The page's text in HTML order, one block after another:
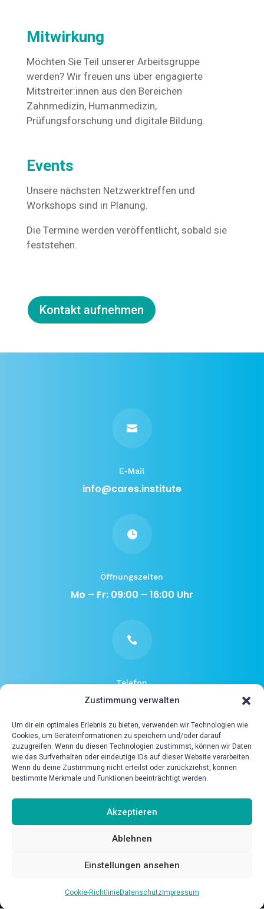
Zustimmung verwalten
Um dir ein optimales Erlebnis zu bieten, verwenden wir Technologien wie
Cookies, um Geräteinformationen zu speichern und/oder darauf
zuzugreifen. Wenn du diesen Technologien zustimmst, können wir Daten
wie das Surfverhalten oder eindeutige IDs auf dieser Website verarbeiten.
Wenn du deine Zustimmung nicht erteilst oder zurückziehst, können
bestimmte Merkmale und Funktionen beeinträchtigt werden.
Akzeptieren
Ablehnen
Einstellungen ansehen
Cookie-RichtlinieDatenschutz Impressum
Mitwirkung
Möchten Sie Teil unserer Arbeitsgruppe
werden? Wir freuen uns über engagierte
Mitstreiter:innen aus den Bereichen
Zahnmedizin, Humanmedizin,
Prüfungsforschung und digitale Bildung.
Events
Unsere nächsten Netzwerktreffen und
Workshops sind in Planung.
Die Termine werden veröffentlicht, sobald sie
feststehen.
Kontakt aufnehmen

E-Mail
info@cares.institute

Öffnungszeiten
Mo – Fr: 09:00 – 16:00 Uhr

Telefon
0049 6221 / 1867490

Wieblinger Weg 92A I 69123 Heidelberg